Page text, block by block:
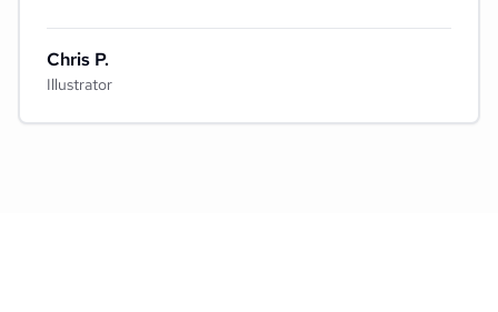
Chris P.
Illustrator